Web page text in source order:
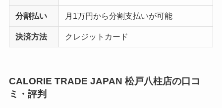
分割払い 月1万円から分割支払いが可能
決済方法 クレジットカード
CALORIE TRADE JAPAN 松戸八柱店の口コ
ミ・評判